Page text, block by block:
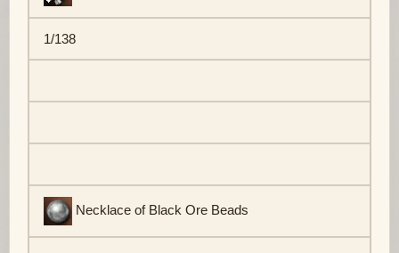
1/138
Necklace of Black Ore Beads